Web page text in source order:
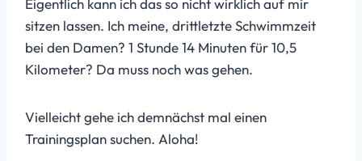
Eigentlich kann ich das so nicht wirklich auf mir
sitzen lassen. Ich meine, drittletzte Schwimmzeit
bei den Damen? 1 Stunde 14 Minuten für 10,5
Kilometer? Da muss noch was gehen.
Vielleicht gehe ich demnächst mal einen
Trainingsplan suchen. Aloha!